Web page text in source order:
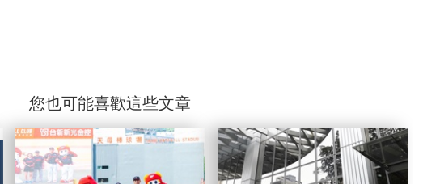
您也可能喜歡這些文章